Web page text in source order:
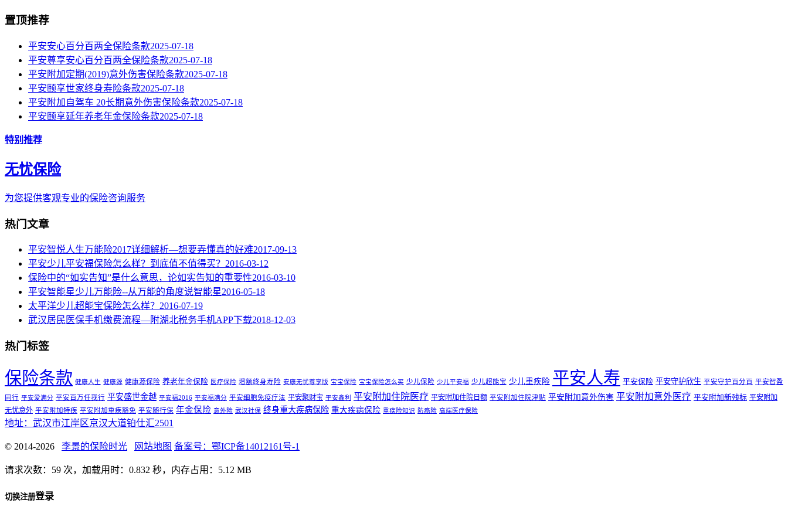
置顶推荐
平安安心百分百两全保险条款2025-07-18
平安尊享安心百分百两全保险条款2025-07-18
平安附加定期(2019)意外伤害保险条款2025-07-18
平安颐享世家终身寿险条款2025-07-18
平安附加自驾车 20长期意外伤害保险条款2025-07-18
平安颐享延年养老年金保险条款2025-07-18
特别推荐
无忧保险
为您提供客观专业的保险咨询服务
热门文章
平安智悦人生万能险2017详细解析—想要弄懂真的好难2017-09-13
平安少儿平安福保险怎么样？到底值不值得买？ 2016-03-12
保险中的“如实告知”是什么意思，论如实告知的重要性2016-03-10
平安智能星少儿万能险--从万能的角度说智能星2016-05-18
太平洋少儿超能宝保险怎么样？ 2016-07-19
武汉居民医保手机缴费流程—附湖北税务手机APP下载2018-12-03
热门标签
保险条款 健康人生 健康源 健康源保险 养老年金保险 医疗保险 增额终身寿险 安康无忧尊享版 宝宝保险 宝宝保险怎么买 少儿保险 少儿平安福 少儿超能宝 少儿重疾险 平安人寿 平安保险 平安守护欣生 平安守护百分百 平安智盈
同行 平安爱满分 平安百万任我行 平安盛世金越 平安福2016 平安福满分 平安细胞免疫疗法 平安聚财宝 平安鑫利 平安附加住院医疗 平安附加住院日额 平安附加住院津贴 平安附加意外伤害 平安附加意外医疗 平安附加新残标 平安附加
无忧意外 平安附加特疾 平安附加重疾豁免 平安随行保 年金保险 意外险 武汉社保 终身重大疾病保险 重大疾病保险 重疾险知识 防癌险 高端医疗保险
地址：武汉市江岸区京汉大道铂仕汇2501
© 2014-2026 李景的保险时光 网站地图 备案号：鄂ICP备14012161号-1
请求次数：59 次，加载用时：0.832 秒，内存占用：5.12 MB
切换注册登录